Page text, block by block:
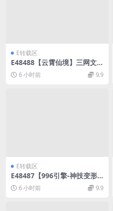
E转载区
E48488【云霄仙境】三网文字
修仙网页游戏WIN外网搭建服
务架设端
6 小时前 9.9
E转载区
E48487【996引擎-神技变形
神魔版】多大陆内购版单机本
地测试服务端
6 小时前 9.9